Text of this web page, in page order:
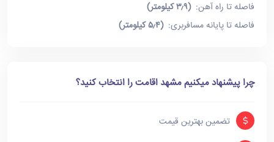
فاصله تا راه آهن:(۳٫۹ کیلومتر)
فاصله تا پایانه مسافربری:(۵٫۴ کیلومتر)
چرا پیشنهاد میکنیم مشهد اقامت را انتخاب کنید؟
تضمین بهترین قیمت